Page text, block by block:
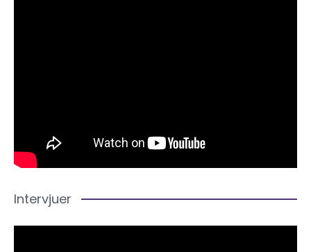
Intervjuer